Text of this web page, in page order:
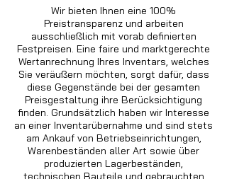
Wir bieten Ihnen eine 100%
Preistransparenz und arbeiten
ausschließlich mit vorab definierten
Festpreisen. Eine faire und marktgerechte
Wertanrechnung Ihres Inventars, welches
Sie veräußern möchten, sorgt dafür, dass
diese Gegenstände bei der gesamten
Preisgestaltung ihre Berücksichtigung
finden. Grundsätzlich haben wir Interesse
an einer Inventarübernahme und sind stets
am Ankauf von Betriebseinrichtungen,
Warenbeständen aller Art sowie über
produzierten Lagerbeständen,
technischen Bauteile und gebrauchten